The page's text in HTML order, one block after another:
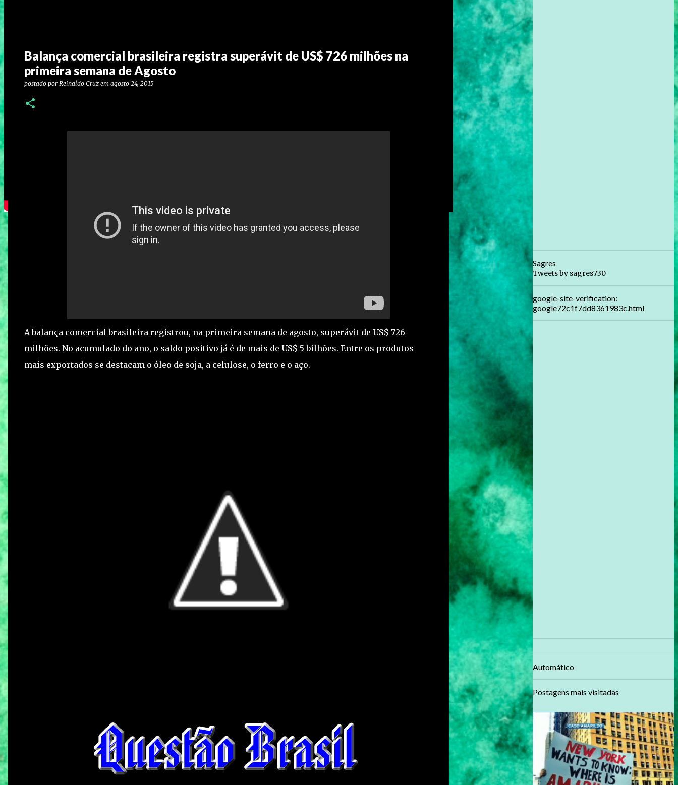
Balança comercial brasileira registra superávit de US$ 726 milhões na
primeira semana de Agosto
postado por Reinaldo Cruz em agosto 24, 2015
A balança comercial brasileira registrou, na primeira semana de agosto, superávit de US$ 726
milhões. No acumulado do ano, o saldo positivo já é de mais de US$ 5 bilhões. Entre os produtos
mais exportados se destacam o óleo de soja, a celulose, o ferro e o aço.
Sagres
Tweets by sagres730
google-site-verification:
google72c1f7dd8361983c.html
Automático
Postagens mais visitadas